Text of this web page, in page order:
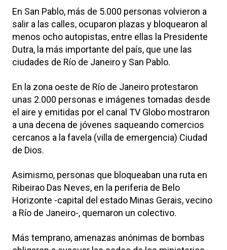
En San Pablo, más de 5.000 personas volvieron a
salir a las calles, ocuparon plazas y bloquearon al
menos ocho autopistas, entre ellas la Presidente
Dutra, la más importante del país, que une las
ciudades de Río de Janeiro y San Pablo.
En la zona oeste de Río de Janeiro protestaron
unas 2.000 personas e imágenes tomadas desde
el aire y emitidas por el canal TV Globo mostraron
a una decena de jóvenes saqueando comercios
cercanos a la favela (villa de emergencia) Ciudad
de Dios.
Asimismo, personas que bloqueaban una ruta en
Ribeirao Das Neves, en la periferia de Belo
Horizonte -capital del estado Minas Gerais, vecino
a Río de Janeiro-, quemaron un colectivo.
Más temprano, amenazas anónimas de bombas